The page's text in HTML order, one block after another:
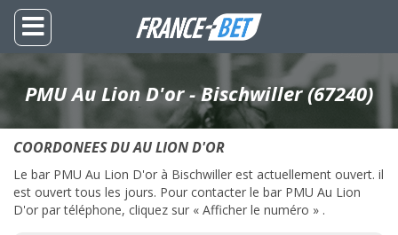
PMU Au Lion D'or - Bischwiller (67240)
COORDONEES DU AU LION D'OR
Le bar PMU Au Lion D'or à Bischwiller est actuellement ouvert. il
est ouvert tous les jours. Pour contacter le bar PMU Au Lion
D'or par téléphone, cliquez sur « Afficher le numéro » .